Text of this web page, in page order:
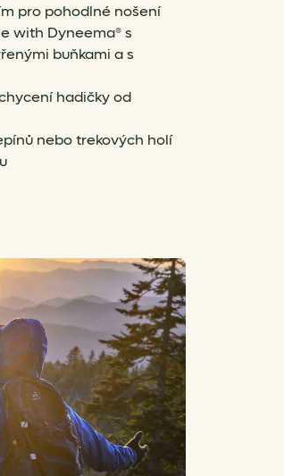
pro pohodlné nošení
with Dyneema® s
buňkami a s
hadičky od
nebo trekových holí